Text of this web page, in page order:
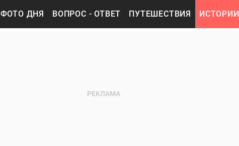
ФОТО ДНЯ ВОПРОС - ОТВЕТ ПУТЕШЕСТВИЯ ИСТОРИИ